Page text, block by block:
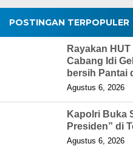
POSTINGAN TERPOPULER
Rayakan
Cabang Idi
bersih Pantai
Agustus 6, 2026
Kapolri Buka
Presiden” di
Agustus 6, 2026